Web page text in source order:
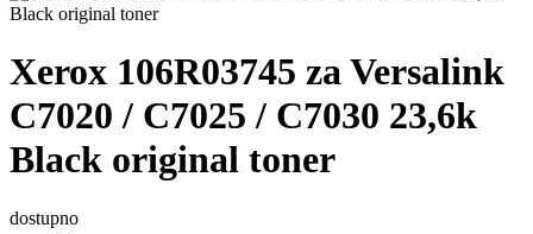
Xerox 106R03745 za Versalink
C7020 / C7025 / C7030 23,6k
Black original toner
dostupno